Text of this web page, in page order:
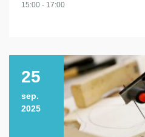
15:00 - 17:00
25
sep.
2025